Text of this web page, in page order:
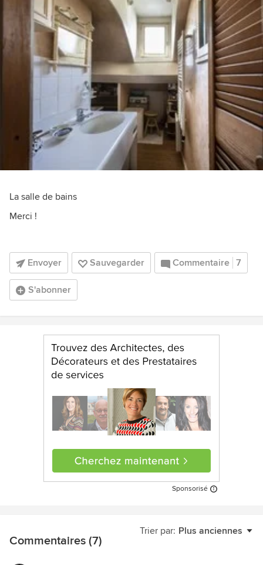
La salle de bains
Merci !
Envoyer Sauvegarder Commentaire 7
S'abonner
Sponsorisé
Trier par: Plus anciennes
Commentaires (7)